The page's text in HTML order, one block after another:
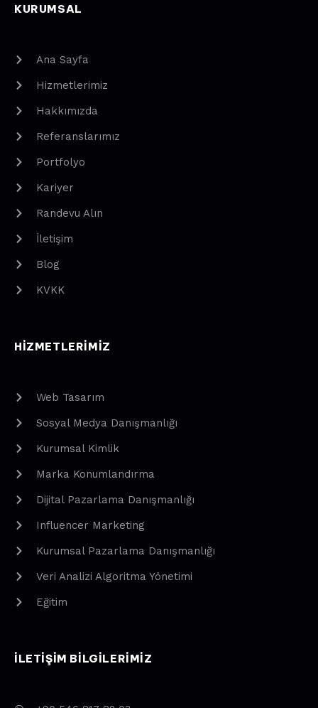
KURUMSAL
Ana Sayfa
Hizmetlerimiz
Hakkımızda
Referanslarımız
Portfolyo
Kariyer
Randevu Alın
İletişim
Blog
KVKK
HIZMETLERIMIZ
Web Tasarım
Sosyal Medya Danışmanlığı
Kurumsal Kimlik
Marka Konumlandırma
Dijital Pazarlama Danışmanlığı
Influencer Marketing
Kurumsal Pazarlama Danışmanlığı
Veri Analizi Algoritma Yönetimi
Eğitim
ILETIŞIM BILGILERIMIZ